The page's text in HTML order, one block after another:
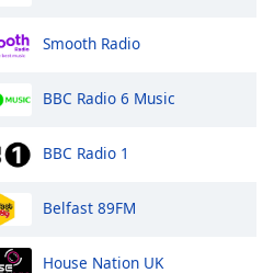
Smooth Radio
BBC Radio 6 Music
BBC Radio 1
Belfast 89FM
House Nation UK